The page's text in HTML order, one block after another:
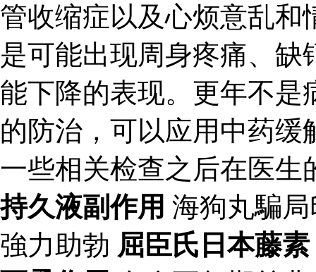
管收缩症以及心烦意乱和
是可能出现周身疼痛、
能下降的表现。更年不是
的防治，可以应用中药
一些相关检查之后在医生
持久液副作用 海狗丸騙
強力助勃 屈臣氏日本藤素